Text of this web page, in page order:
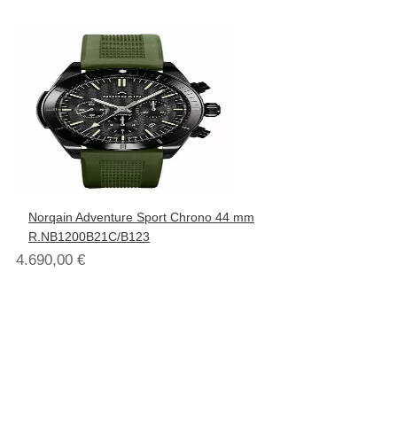
Norqain Adventure Sport Chrono 44 mm
R.NB1200B21C/B123
4.690,00 €